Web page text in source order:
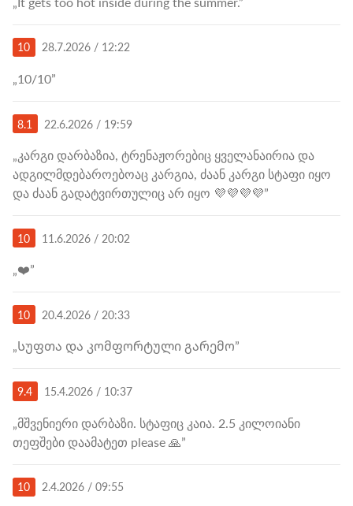
10 28.7.2026 / 12:22
„10/10”
8.1 22.6.2026 / 19:59
„კარგი დარბაზია, ტრენაჟორებიც ყველანაირია და
ადგილმდებაროებოაც კარგია, ძაან კარგი სტაფი იყო
და ძაან გადატვირთულიც არ იყო 💜💜💜💜”
10 11.6.2026 / 20:02
„❤️”
10 20.4.2026 / 20:33
„Სუფთა და კომფორტული გარემო”
9.4 15.4.2026 / 10:37
„მშვენიერი დარბაზი. სტაფიც კაია. 2.5 კილოიანი
თეფშები დაამატეთ please 🙏”
10 2.4.2026 / 09:55